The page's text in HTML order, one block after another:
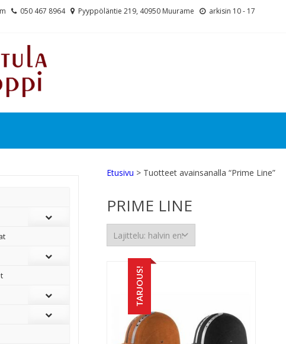
050 467 8964 Pyyppöläntie 219, 40950 Muurame arkisin 10 - 17
Etusivu > Tuotteet avainsanalla “Prime Line”
PRIME LINE
TARJOUS!